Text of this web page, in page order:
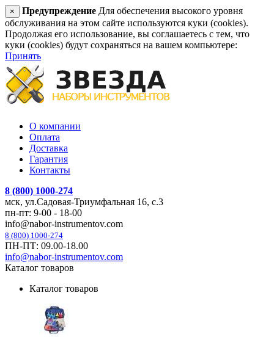
× Предупреждение Для обеспечения высокого уровня
обслуживания на этом сайте используются куки (cookies).
Продолжая его использование, вы соглашаетесь с тем, что
куки (cookies) будут сохраняться на вашем компьютере:
Принять
О компании
Оплата
Доставка
Гарантия
Контакты
8 (800) 1000-274
мск, ул.Садовая-Триумфальная 16, с.3
пн-пт: 9-00 - 18-00
info@nabor-instrumentov.com
8 (800) 1000-274
ПН-ПТ: 09.00-18.00
info@nabor-instrumentov.com
Каталог товаров
Каталог товаров